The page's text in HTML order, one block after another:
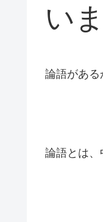
い
論語がある
論語とは、